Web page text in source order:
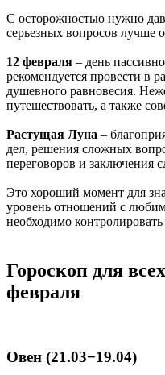
С осторожностью нужно
серьезных вопросов лучше
12 февраля – день
рекомендуется провести в
душевного равновесия.
путешествовать, а также
Растущая Луна –
дел, решения сложных
переговоров и заключения
Это хороший момент для
уровень отношений с
необходимо
Гороскоп для
февраля
Овен (21.03−19.04)